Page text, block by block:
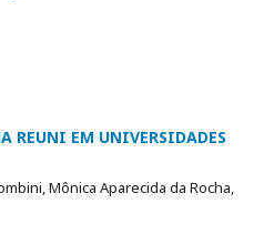
REUNI EM UNIVERSIDADES
Mônica Aparecida da Rocha,